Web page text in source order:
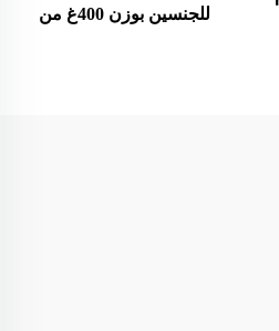
للجنسين بوزن 400غ من